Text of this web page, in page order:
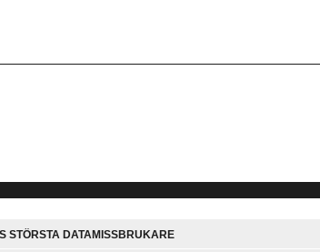
STÖRSTA DATAMISSBRUKARE